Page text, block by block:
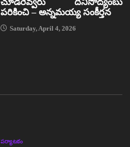
చూడరెవ్వరు దీనిసోద్యంబు
పరికించి – అన్నమయ్య సంకీర్తన
Saturday, April 4, 2026
పర్యాటకం